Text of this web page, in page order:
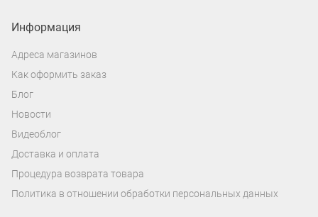
Информация
Адреса магазинов
Как оформить заказ
Блог
Новости
Видеоблог
Доставка и оплата
Процедура возврата товара
Политика в отношении обработки персональных данных